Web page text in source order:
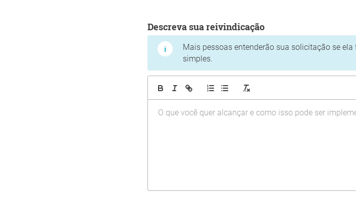
Descreva sua reivindicação
Mais pessoas entenderão sua solicitação se
simples.